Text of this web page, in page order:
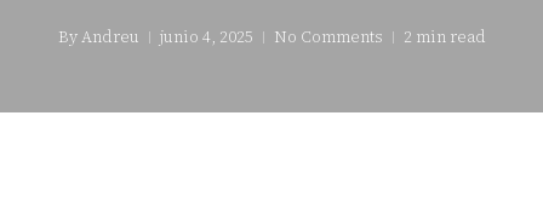
By Andreu junio 4, 2025 No Comments 2 min read